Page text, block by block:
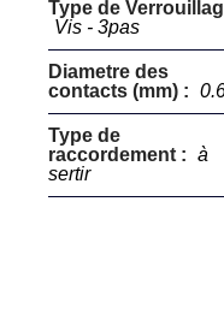
Type de
Vis - 3pas
Diametre des
contacts (mm) :
Type de
raccordement : à
sertir